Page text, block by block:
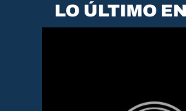
LO ÚLTIMO